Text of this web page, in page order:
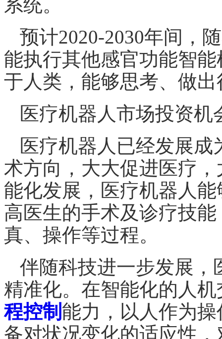
系统。
预计2020-2030年间，
能执行其他感官功能智
于人类，能够思考、做
医疗机器人市场投资机
医疗机器人已经发展
术方向，大大促进医疗
能化发展，医疗机器人
高医生的手术及诊疗技
真、操作等过程。
伴随科技进一步发展，
精准化。在智能化的人
程控制 能力，以人作为
备对状况变化的适应性